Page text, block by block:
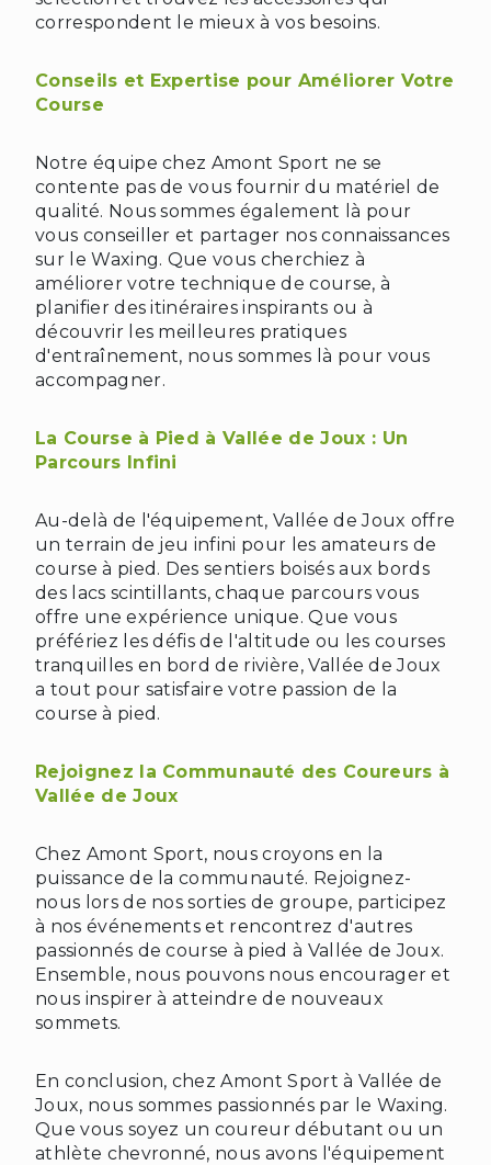
correspondent le mieux à vos besoins.
Conseils et Expertise pour Améliorer Votre
Course
Notre équipe chez Amont Sport ne se
contente pas de vous fournir du matériel de
qualité. Nous sommes également là pour
vous conseiller et partager nos connaissances
sur le Waxing. Que vous cherchiez à
améliorer votre technique de course, à
planifier des itinéraires inspirants ou à
découvrir les meilleures pratiques
d'entraînement, nous sommes là pour vous
accompagner.
La Course à Pied à Vallée de Joux : Un
Parcours Infini
Au-delà de l'équipement, Vallée de Joux offre
un terrain de jeu infini pour les amateurs de
course à pied. Des sentiers boisés aux bords
des lacs scintillants, chaque parcours vous
offre une expérience unique. Que vous
préfériez les défis de l'altitude ou les courses
tranquilles en bord de rivière, Vallée de Joux
a tout pour satisfaire votre passion de la
course à pied.
Rejoignez la Communauté des Coureurs à
Vallée de Joux
Chez Amont Sport, nous croyons en la
puissance de la communauté. Rejoignez-
nous lors de nos sorties de groupe, participez
à nos événements et rencontrez d'autres
passionnés de course à pied à Vallée de Joux.
Ensemble, nous pouvons nous encourager et
nous inspirer à atteindre de nouveaux
sommets.
En conclusion, chez Amont Sport à Vallée de
Joux, nous sommes passionnés par le Waxing.
Que vous soyez un coureur débutant ou un
athlète chevronné, nous avons l'équipement
❅